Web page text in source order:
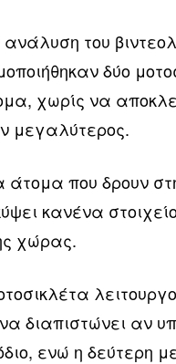
του
δύο
χωρίς να
μεγαλύτερος.
άτομα που δρουν
κανένα
χώρας.
διαπιστώνει αν
ενώ η δεύτερη